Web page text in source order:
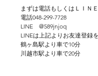
まずは電話もしくはＬＩＮ
電話048-299-7728
LINE　@589jnjoq
LINEは上記よりお友達登録
鶴ヶ島駅より車で10分
川越市駅より車で20分